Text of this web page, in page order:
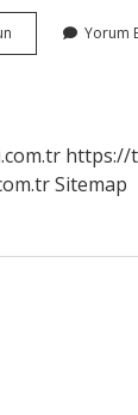
Içerikli
Yorum
https://
Sitemap